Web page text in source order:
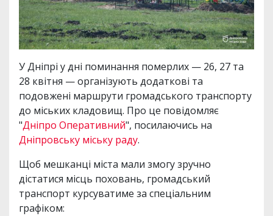
У Дніпрі у дні поминання померлих — 26, 27 та
28 квітня — організують додаткові та
подовжені маршрути громадського транспорту
до міських кладовищ. Про це повідомляє
"Дніпро Оперативний", посилаючись на
Дніпровську міську раду.
Щоб мешканці міста мали змогу зручно
дістатися місць поховань, громадський
транспорт курсуватиме за спеціальним
графіком: